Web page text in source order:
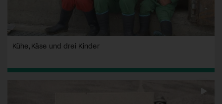
Kühe, Käse und drei Kinder